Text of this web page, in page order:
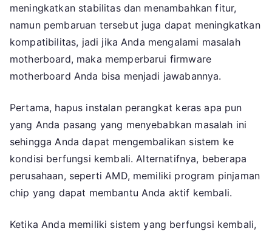
meningkatkan stabilitas dan menambahkan fitur,
namun pembaruan tersebut juga dapat meningkatkan
kompatibilitas, jadi jika Anda mengalami masalah
motherboard, maka memperbarui firmware
motherboard Anda bisa menjadi jawabannya.
Pertama, hapus instalan perangkat keras apa pun
yang Anda pasang yang menyebabkan masalah ini
sehingga Anda dapat mengembalikan sistem ke
kondisi berfungsi kembali. Alternatifnya, beberapa
perusahaan, seperti AMD, memiliki program pinjaman
chip yang dapat membantu Anda aktif kembali.
Ketika Anda memiliki sistem yang berfungsi kembali,